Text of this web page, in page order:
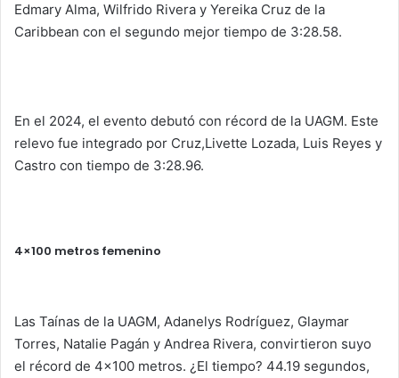
Edmary Alma, Wilfrido Rivera y Yereika Cruz de la
Caribbean con el segundo mejor tiempo de 3:28.58.
En el 2024, el evento debutó con récord de la UAGM. Este
relevo fue integrado por Cruz,Livette Lozada, Luis Reyes y
Castro con tiempo de 3:28.96.
4×100 metros femenino
Las Taínas de la UAGM, Adanelys Rodríguez, Glaymar
Torres, Natalie Pagán y Andrea Rivera, convirtieron suyo
el récord de 4×100 metros. ¿El tiempo? 44.19 segundos,